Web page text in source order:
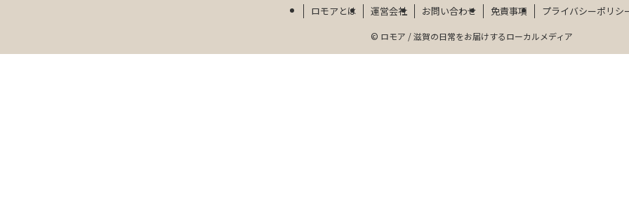
ロモアとは 運営会社 お問い合わせ 免責事項 プライバシーポリシ
© ロモア / 滋賀の日常をお届けするローカルメディア